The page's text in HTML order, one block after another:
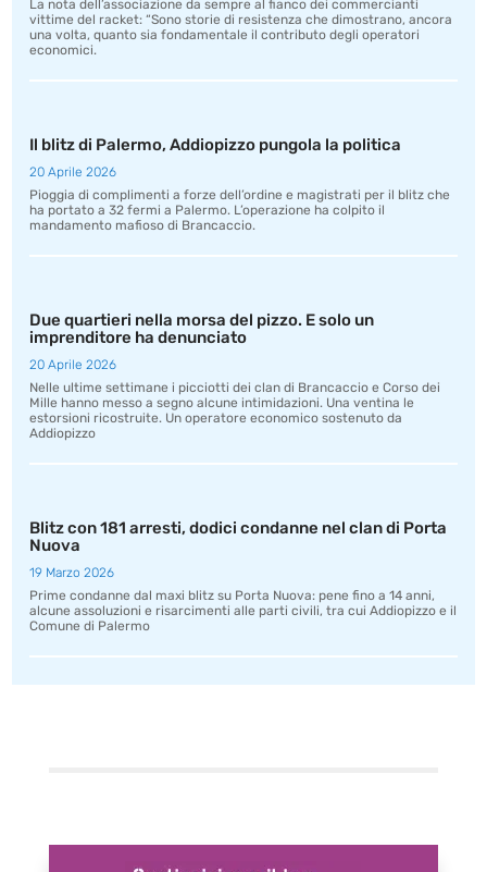
La nota dell’associazione da sempre al fianco dei commercianti
vittime del racket: “Sono storie di resistenza che dimostrano, ancora
una volta, quanto sia fondamentale il contributo degli operatori
economici.
Il blitz di Palermo, Addiopizzo pungola la politica
20 Aprile 2026
Pioggia di complimenti a forze dell’ordine e magistrati per il blitz che
ha portato a 32 fermi a Palermo. L’operazione ha colpito il
mandamento mafioso di Brancaccio.
Due quartieri nella morsa del pizzo. E solo un
imprenditore ha denunciato
20 Aprile 2026
Nelle ultime settimane i picciotti dei clan di Brancaccio e Corso dei
Mille hanno messo a segno alcune intimidazioni. Una ventina le
estorsioni ricostruite. Un operatore economico sostenuto da
Addiopizzo
Blitz con 181 arresti, dodici condanne nel clan di Porta
Nuova
19 Marzo 2026
Prime condanne dal maxi blitz su Porta Nuova: pene fino a 14 anni,
alcune assoluzioni e risarcimenti alle parti civili, tra cui Addiopizzo e il
Comune di Palermo